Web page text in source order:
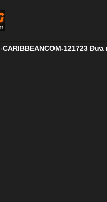
›CARIBBEANCOM-121723